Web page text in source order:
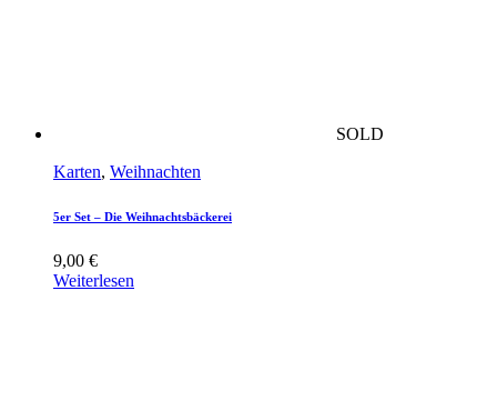
SOLD
Karten, Weihnachten
5er Set – Die Weihnachtsbäckerei
9,00 €
Weiterlesen